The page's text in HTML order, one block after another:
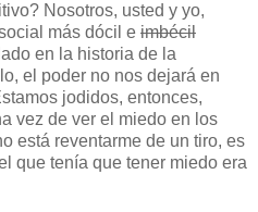
Nosotros, usted y yo,
más dócil e imbécil
en la historia de la
el poder no nos dejará en
jodidos, entonces,
vez de ver el miedo en los
está reventarme de un tiro, es
que tenía que tener miedo era